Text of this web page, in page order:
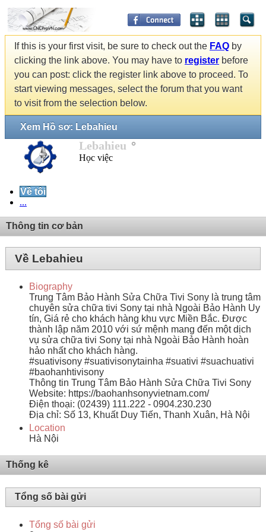
If this is your first visit, be sure to check out the FAQ by
clicking the link above. You may have to register before
you can post: click the register link above to proceed. To
start viewing messages, select the forum that you want
to visit from the selection below.
Xem Hồ sơ: Lebahieu
Lebahieu
Học việc
Về tôi
...
Thông tin cơ bản
Về Lebahieu
Biography
Trung Tâm Bảo Hành Sửa Chữa Tivi Sony là trung tâm
chuyên sửa chữa tivi Sony tại nhà Ngoài Bảo Hành Uy
tín, Giá rẻ cho khách hàng khu vực Miền Bắc. Được
thành lập năm 2010 với sứ mệnh mang đến một dịch
vụ sửa chữa tivi Sony tại nhà Ngoài Bảo Hành hoàn
hảo nhất cho khách hàng.
#suativisony #suativisonytainha #suativi #suachuativi
#baohanhtivisony
Thông tin Trung Tâm Bảo Hành Sửa Chữa Tivi Sony
Website: https://baohanhsonyvietnam.com/
Điện thoại: (02439) 111.222 - 0904.230.230
Địa chỉ: Số 13, Khuất Duy Tiến, Thanh Xuân, Hà Nội
Location
Hà Nội
Thống kê
Tổng số bài gửi
Tổng số bài gửi